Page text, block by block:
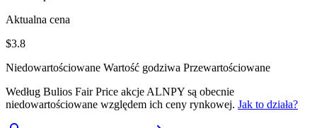
Aktualna cena
$3.8
Niedowartościowane Wartość godziwa Przewartościowane
Według Bulios Fair Price akcje ALNPY są obecnie
niedowartościowane względem ich ceny rynkowej. Jak to działa?